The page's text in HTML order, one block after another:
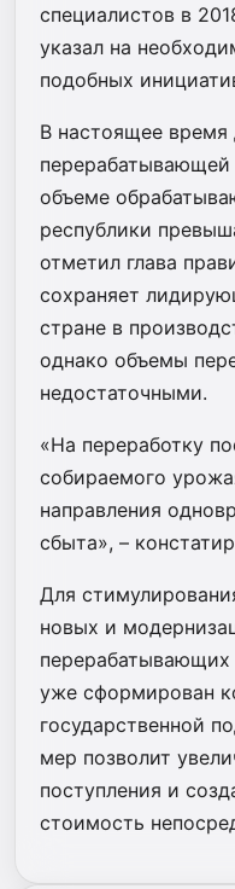
специалистов в
указал на
подобных
В настоящее
объеме
республики
отметил глава
сохраняет
стране в
однако объемы
недостаточными.
«На переработку
собираемого
направления
сбыта», –
Для
новых и
уже сформирован
государственной
мер позволит
поступления и
стоимость